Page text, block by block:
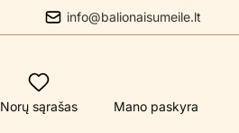
info@balionaisumeile.lt
Norų sąrašas Mano paskyra